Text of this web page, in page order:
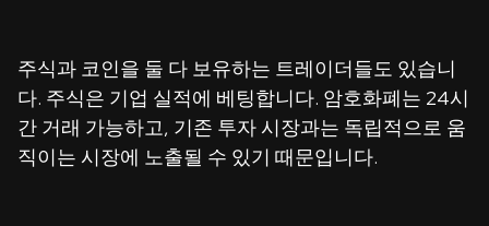
주식과 코인을 둘 다 보유하는 트레이더들도 있습니
다. 주식은 기업 실적에 베팅합니다. 암호화폐는 24시
간 거래 가능하고, 기존 투자 시장과는 독립적으로 움
직이는 시장에 노출될 수 있기 때문입니다.